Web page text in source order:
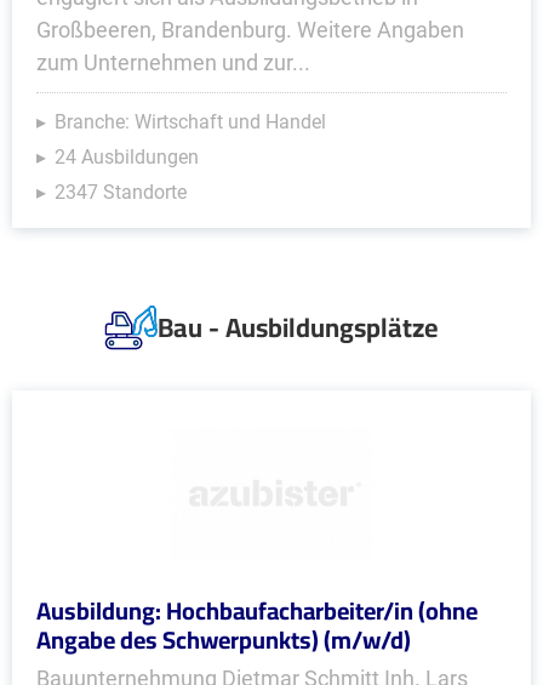
Großbeeren, Brandenburg. Weitere Angaben
zum Unternehmen und zur...
Branche: Wirtschaft und Handel
24 Ausbildungen
2347 Standorte
Bau - Ausbildungsplätze
Ausbildung: Hochbaufacharbeiter/in (ohne
Angabe des Schwerpunkts) (m/w/d)
Bauunternehmung Dietmar Schmitt Inh. Lars